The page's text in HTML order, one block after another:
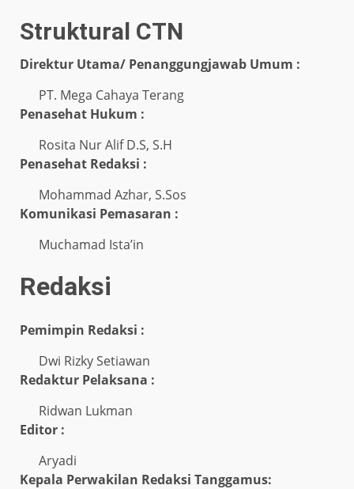
Struktural CTN
Direktur Utama/ Penanggungjawab Umum :
PT. Mega Cahaya Terang
Penasehat Hukum :
Rosita Nur Alif D.S, S.H
Penasehat Redaksi :
Mohammad Azhar, S.Sos
Komunikasi Pemasaran :
Muchamad Ista’in
Redaksi
Pemimpin Redaksi :
Dwi Rizky Setiawan
Redaktur Pelaksana :
Ridwan Lukman
Editor :
Aryadi
Kepala Perwakilan Redaksi Tanggamus: